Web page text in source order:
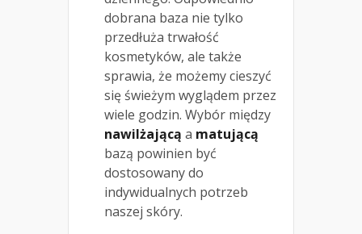
dobrana baza nie tylko
przedłuża trwałość
kosmetyków, ale także
sprawia, że możemy cieszyć
się świeżym wyglądem przez
wiele godzin. Wybór między
nawilżającą a matującą
bazą powinien być
dostosowany do
indywidualnych potrzeb
naszej skóry.